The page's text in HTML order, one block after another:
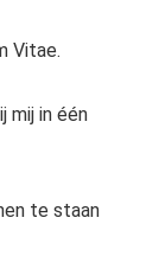
Vitae.
mij in één
te staan